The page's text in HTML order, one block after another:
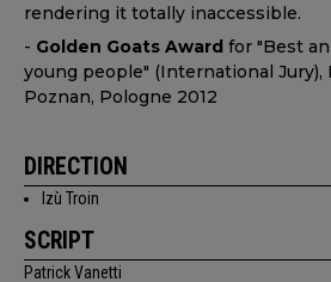
rendering it totally inaccessible.
- Golden Goats Award for "Best
young people" (International Jury),
Poznan, Pologne 2012
DIRECTION
Izù Troin
SCRIPT
Patrick Vanetti